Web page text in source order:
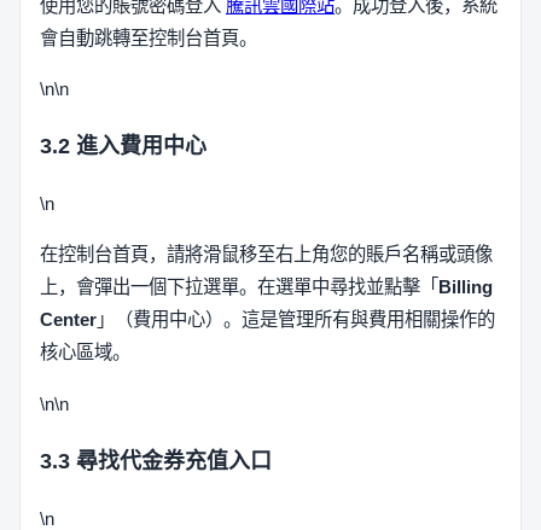
使用您的賬號密碼登入 騰訊雲國際站。成功登入後，系統
會自動跳轉至控制台首頁。
\n\n
3.2 進入費用中心
\n
在控制台首頁，請將滑鼠移至右上角您的賬戶名稱或頭像
上，會彈出一個下拉選單。在選單中尋找並點擊「 Billing
Center 」（費用中心）。這是管理所有與費用相關操作的
核心區域。
\n\n
3.3 尋找代金券充值入口
\n